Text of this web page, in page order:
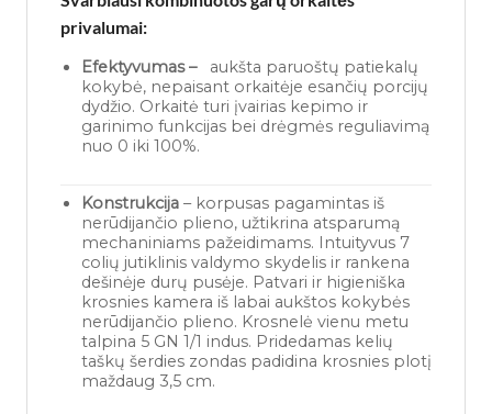
privalumai:
Efektyvumas –aukšta paruoštų patiekalų
kokybė, nepaisant orkaitėje esančių porcijų
dydžio. Orkaitė turi įvairias kepimo ir
garinimo funkcijas bei drėgmės reguliavimą
nuo 0 iki 100%.
Konstrukcija– korpusas pagamintas iš
nerūdijančio plieno, užtikrina atsparumą
mechaniniams pažeidimams. Intuityvus 7
colių jutiklinis valdymo skydelis ir rankena
dešinėje durų pusėje. Patvari ir higieniška
krosnies kamera iš labai aukštos kokybės
nerūdijančio plieno. Krosnelė vienu metu
talpina 5 GN 1/1 indus. Pridedamas kelių
taškų šerdies zondas padidina krosnies plotį
maždaug 3,5 cm.